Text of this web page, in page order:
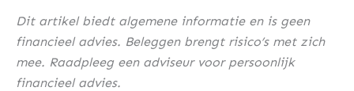
Dit artikel biedt algemene informatie en is geen
financieel advies. Beleggen brengt risico’s met zich
mee. Raadpleeg een adviseur voor persoonlijk
financieel advies.